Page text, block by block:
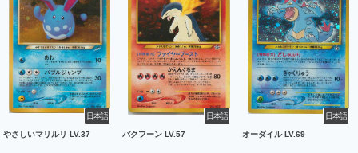
日本語
やさしいマリルリ LV.37
日本語
バクフーン LV.57
日本語
オーダイル LV.69